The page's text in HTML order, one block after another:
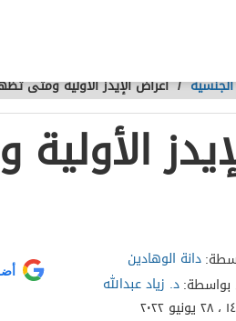
/أعراض الإيدز الأولية ومتى
دانة الوهادين
بواسطة:د. زياد عبدالله